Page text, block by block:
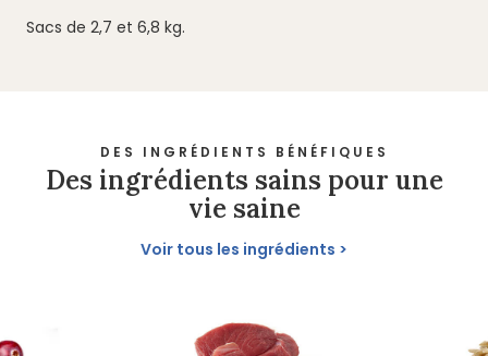
Sacs de 2,7 et 6,8 kg.
DES INGRÉDIENTS BÉNÉFIQUES
Des ingrédients sains pour une
vie saine
Voir tous les ingrédients